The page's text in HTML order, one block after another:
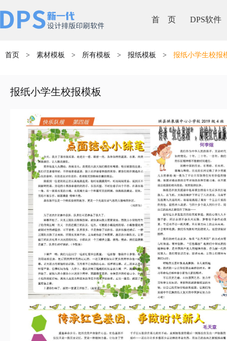
首 页 DPS软件
首页 > 素材模板 > 所有模板 > 报纸模板 > 报纸小学生校报
报纸小学生校报模板